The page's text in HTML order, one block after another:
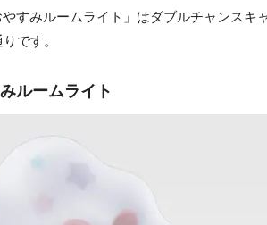
すみルームライト」はダブルチャンスキ
です。
ルームライト